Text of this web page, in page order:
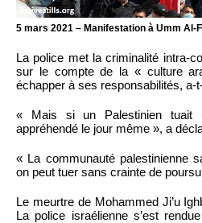
5 mars 2021 – Manifestation à Umm Al-
La police met la criminalité intra-
sur le compte de la « culture
échapper à ses responsabilités, a-
« Mais si un Palestinien tuait
appréhendé le jour même », a
« La communauté palestinienne
on peut tuer sans crainte de
Le meurtre de Mohammed Ji’u
La police israélienne s’est